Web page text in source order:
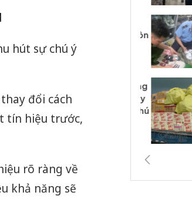
hút sự chú ý
đổi cách
tín hiệu trước,
rõ ràng về
khả năng sẽ
bán bình sữa
chủ mưu đường dây
Quốc ra đầu thú